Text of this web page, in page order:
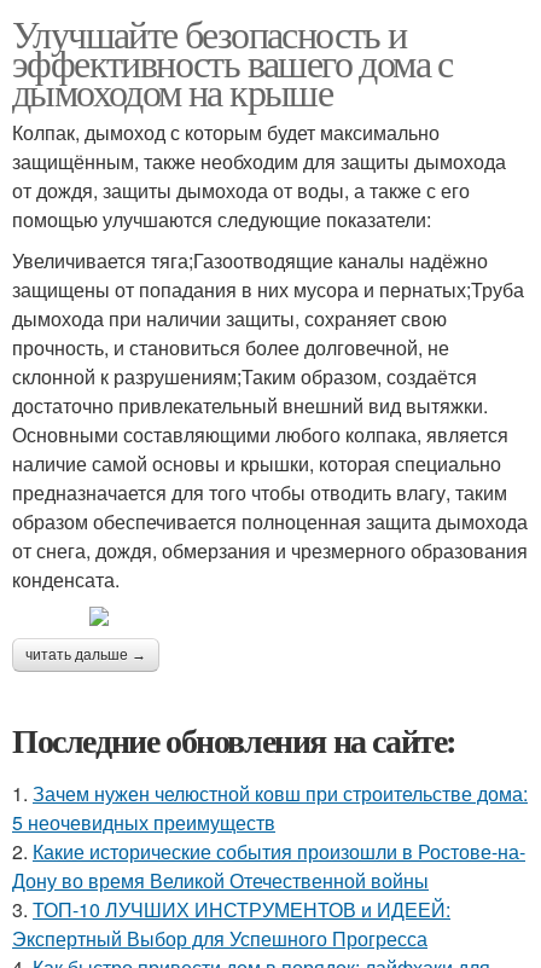
Улучшайте безопасность и
эффективность вашего дома с
дымоходом на крыше
Колпак, дымоход с которым будет максимально
защищённым, также необходим для защиты дымохода
от дождя, защиты дымохода от воды, а также с его
помощью улучшаются следующие показатели:
Увеличивается тяга;Газоотводящие каналы надёжно
защищены от попадания в них мусора и пернатых;Труба
дымохода при наличии защиты, сохраняет свою
прочность, и становиться более долговечной, не
склонной к разрушениям;Таким образом, создаётся
достаточно привлекательный внешний вид вытяжки.
Основными составляющими любого колпака, является
наличие самой основы и крышки, которая специально
предназначается для того чтобы отводить влагу, таким
образом обеспечивается полноценная защита дымохода
от снега, дождя, обмерзания и чрезмерного образования
конденсата.
читать дальше →
Последние обновления на сайте:
1. Зачем нужен челюстной ковш при строительстве дома:
5 неочевидных преимуществ
2. Какие исторические события произошли в Ростове-на-
Дону во время Великой Отечественной войны
3. ТОП-10 ЛУЧШИХ ИНСТРУМЕНТОВ и ИДЕЕЙ:
Экспертный Выбор для Успешного Прогресса